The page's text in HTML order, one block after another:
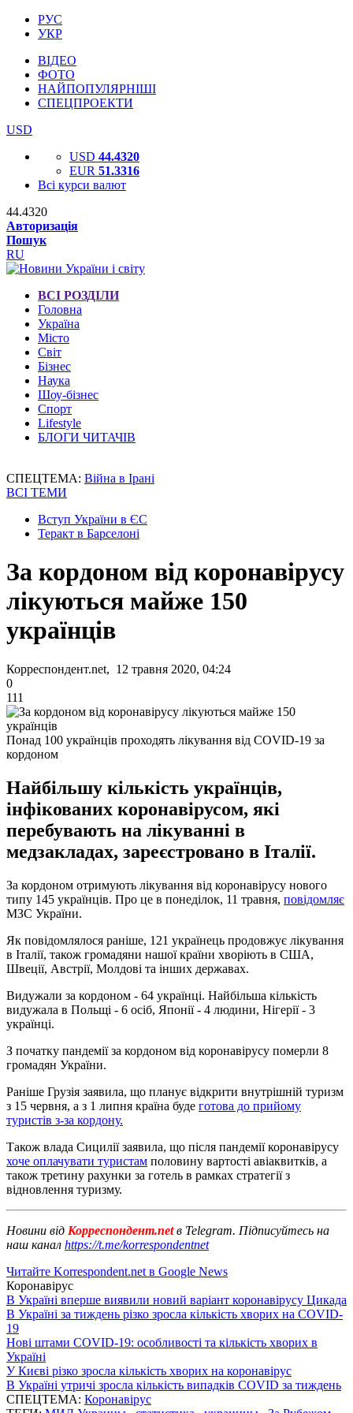
РУС
УКР
ВІДЕО
ФОТО
НАЙПОПУЛЯРНІШІ
СПЕЦПРОЕКТИ
USD
USD 44.4320
EUR 51.3316
Всі курси валют
44.4320
Авторизація
Пошук
RU
ВСІ РОЗДІЛИ
Головна
Україна
Місто
Світ
Бізнес
Наука
Шоу-бізнес
Спорт
Lifestyle
БЛОГИ ЧИТАЧІВ
СПЕЦТЕМА: Війна в Ірані
ВСІ ТЕМИ
Вступ України в ЄС
Теракт в Барселоні
За кордоном від коронавірусу
лікуються майже 150
українців
Корреспондент.net, 12 травня 2020, 04:24
0
111
Понад 100 українців проходять лікування від COVID-19 за
кордоном
Найбільшу кількість українців,
інфікованих коронавірусом, які
перебувають на лікуванні в
медзакладах, зареєстровано в Італії.
За кордоном отримують лікування від коронавірусу нового
типу 145 українців. Про це в понеділок, 11 травня, повідомляє
МЗС України.
Як повідомлялося раніше, 121 українець продовжує лікування
в Італії, також громадяни нашої країни хворіють в США,
Швеції, Австрії, Молдові та інших державах.
Видужали за кордоном - 64 українці. Найбільша кількість
видужала в Польщі - 6 осіб, Японії - 4 людини, Нігерії - 3
українці.
З початку пандемії за кордоном від коронавірусу померли 8
громадян України.
Раніше Грузія заявила, що планує відкрити внутрішній туризм
з 15 червня, а з 1 липня країна буде готова до прийому
туристів з-за кордону.
Також влада Сицилії заявила, що після пандемії коронавірусу
хоче оплачувати туристам половину вартості авіаквитків, а
також третину рахунки за готель в рамках стратегії з
відновлення туризму.
Новини від Корреспондент.netв Telegram. Підписуйтесь на
наш канал https://t.me/korrespondentnet
Читайте Korrespondent.net в Google News
Коронавірус
В Україні вперше виявили новий варіант коронавірусу Цикада
В Україні за тиждень різко зросла кількість хворих на COVID-
19
Нові штами COVID-19: особливості та кількість хворих в
Україні
У Києві різко зросла кількість хворих на коронавірус
В Україні утричі зросла кількість випадків COVID за тиждень
СПЕЦТЕМА: Коронавірус